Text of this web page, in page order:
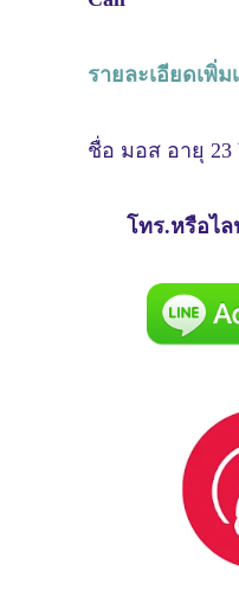
รายละเอียดเพิ่ม
ชื่อ มอส อายุ 23
โทร.หรือไ